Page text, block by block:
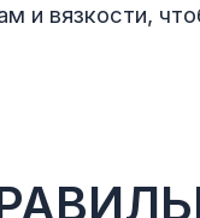
и вязкости,